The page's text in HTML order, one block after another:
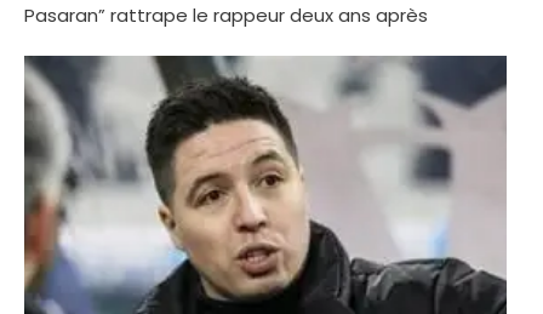
Pasaran” rattrape le rappeur deux ans après